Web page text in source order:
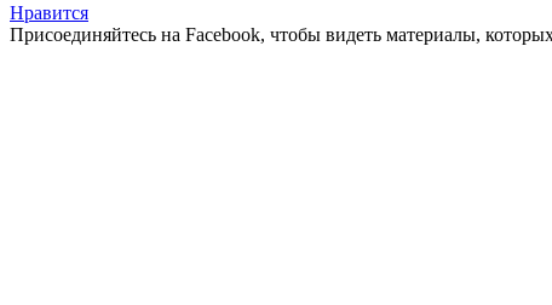
Нравится
Присоединяйтесь на Facebook, чтобы видеть материалы,